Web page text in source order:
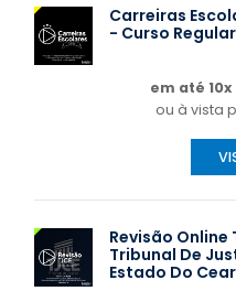
Carreiras
- Curso Regular
em até 10x
ou à vista
Revisão Online
Tribunal De
Estado Do